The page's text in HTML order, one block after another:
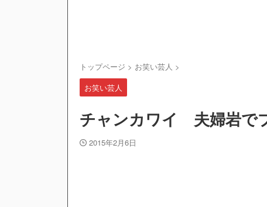
トップページ > お笑い芸人 >
お笑い芸人
チャンカワイ 夫婦岩で
2015年2月6日